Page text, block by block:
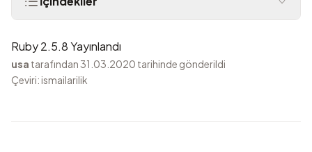
Ruby 2.5.8 Yayınlandı
usa tarafından 31.03.2020 tarihinde gönderildi
Çeviri: ismailarilik